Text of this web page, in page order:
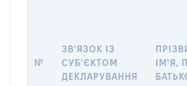
№
ЗВ'ЯЗОК ІЗ
СУБ'ЄКТОМ
ДЕКЛАРУВАННЯ
ІМ'Я,